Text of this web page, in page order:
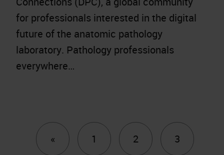
for professionals interested in the digital
future of the anatomic pathology
laboratory. Pathology professionals
everywhere…
« Previous1 2 3